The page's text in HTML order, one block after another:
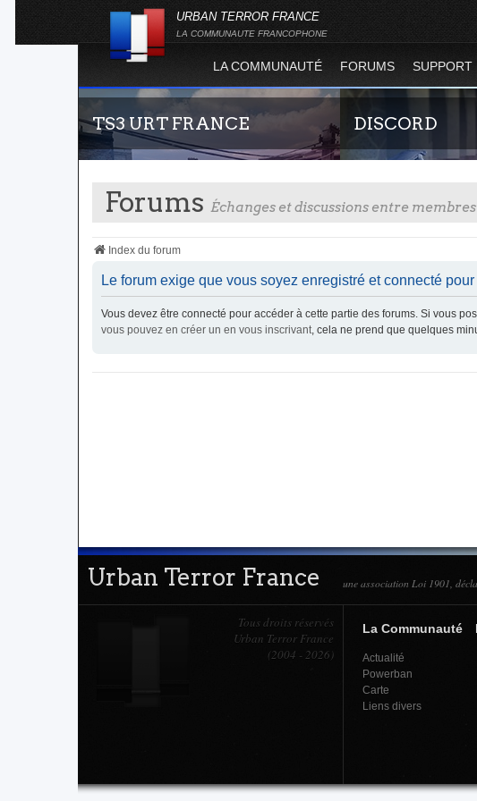
URBAN TERROR FRANCE
LA COMMUNAUTE FRANCOPHONE
LA COMMUNAUTÉ FORUMS SUPPORT
TS3 URT FRANCE
Envie de parler avec les autres membres de la
communauté ? Alors venez vous connecter,
vous vous sentirez moins seul !
DISCORD
Rejoignez-nous sur
France !
Forums Échanges et discussions entre
Index du forum
Le forum exige que vous soyez enregistré et connecté
Vous devez être connecté pour accéder à cette partie des forums. Si vous
vous pouvez en créer un en vous inscrivant, cela ne prend que quelques
Urban Terror France une association Loi 1901,
Tous droits réservés
Urban Terror France
(2004 - 2026)
La Communauté
Actualité
Powerban
Carte
Liens divers